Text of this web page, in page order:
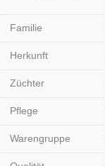
Familie
Herkunft
Züchter
Pflege
Warengruppe